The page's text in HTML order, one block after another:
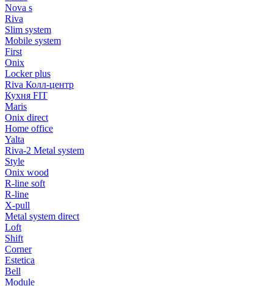
Nova s
Riva
Slim system
Mobile system
First
Onix
Locker plus
Riva Колл-центр
Кухня FIT
Maris
Onix direct
Home office
Yalta
Riva-2 Metal system
Style
Onix wood
R-line soft
R-line
X-pull
Metal system direct
Loft
Shift
Corner
Estetica
Bell
Module